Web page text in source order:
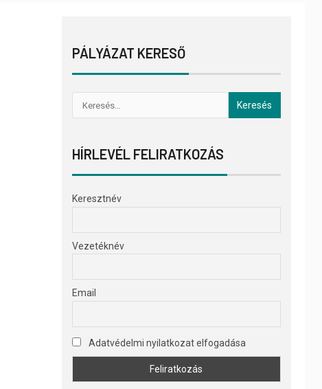
PÁLYÁZAT KERESŐ
HÍRLEVÉL FELIRATKOZÁS
Keresztnév
Vezetéknév
Email
Adatvédelmi nyilatkozat elfogadása